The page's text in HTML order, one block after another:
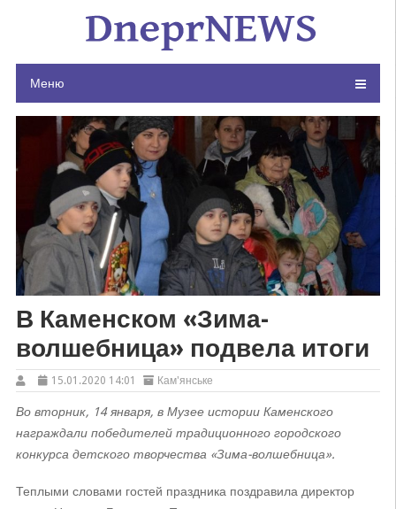
Меню
В Каменском «Зима-
волшебница» подвела итоги
15.01.2020 14:01 Кам'янське
Во вторник, 14 января, в Музее истории Каменского
награждали победителей традиционного городского
конкурса детского творчества «Зима-волшебница».
Теплыми словами гостей праздника поздравила директор